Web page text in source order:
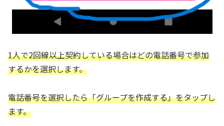
1人で2回線以上契約している場合はどの電話番号で参加
するかを選択します。
電話番号を選択したら「グループを作成する」をタップし
ます。